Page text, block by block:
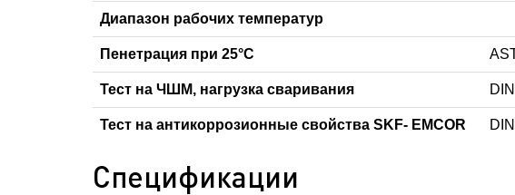
Диапазон рабочих температур
Пенетрация при 25°C
Тест на ЧШМ, нагрузка сваривания
Тест на антикоррозионные свойства SKF- EMCOR
Спецификации